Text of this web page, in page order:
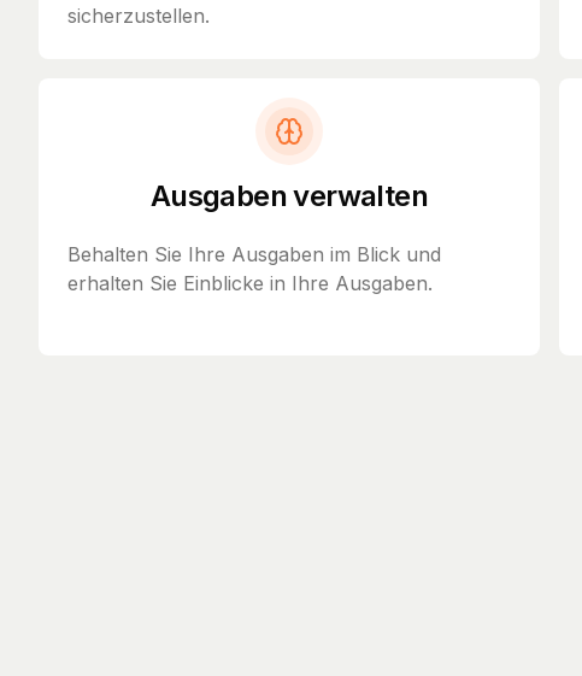
sicherzustellen.
Ausgaben verwalten
Behalten Sie Ihre Ausgaben im Blick und
erhalten Sie Einblicke in Ihre Ausgaben.